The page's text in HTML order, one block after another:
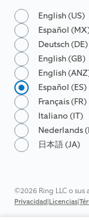
English (US)
Español
Deutsch (DE)
English (GB)
English
Español (ES)
Français (FR)
Italiano (IT)
Nederlands
日本語 (JA)
©2026 Ring LLC o sus
Privacidad|Licencias|